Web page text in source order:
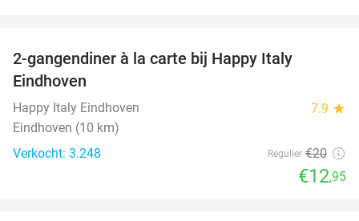
2-gangendiner à la carte bij Happy Italy
Eindhoven
Happy Italy Eindhoven 7.9 star
Eindhoven (10 km)
Verkocht: 3.248
Regulier €20
€12,95